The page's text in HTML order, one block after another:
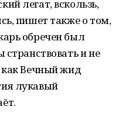
легат, вскользь,
пишет также о том,
обречен был
и не
как Вечный жид
лукавый